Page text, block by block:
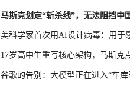
马斯克划定“斩杀线”，无法阻挡中
美科学家首次用AI设计病毒：用于
17岁高中生重写核心架构，马斯克
谷歌的告别：大模型正在进入“车库